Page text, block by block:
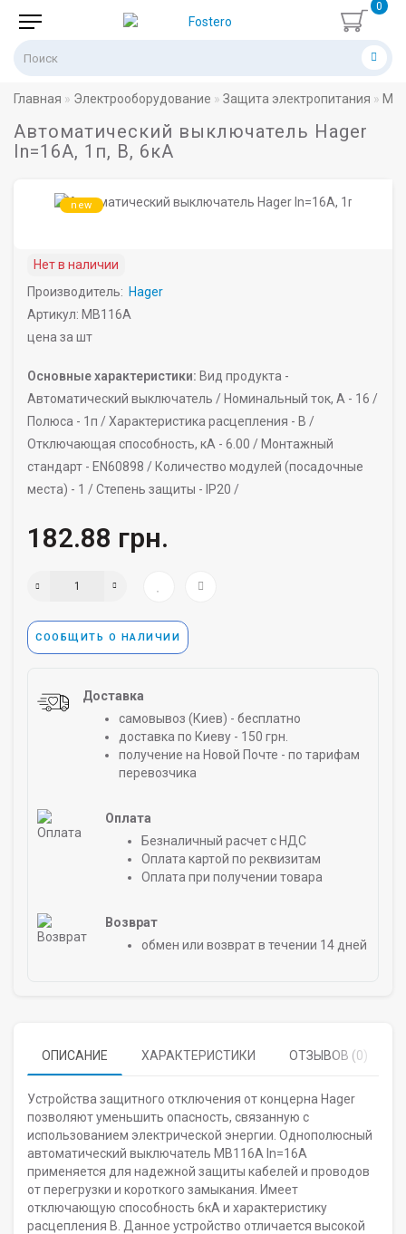
0
Главная Электрооборудование Защита электропитания
Автоматический выключатель Hager
In=16A, 1п, B, 6кА
new
Нет в наличии
Производитель: Hager
Артикул: MB116A
цена за шт
Основные характеристики: Вид продукта -
Автоматический выключатель / Номинальный ток, A - 16 /
Полюса - 1п /Характеристика расцепления - B /
Отключающая способность, кА - 6.00 / Монтажный
стандарт - EN60898 / Количество модулей (посадочные
места) - 1 /Степень защиты - IP20 /
182.88 грн.
СООБЩИТЬ О НАЛИЧИИ
Доставка
самовывоз (Киев) - бесплатно
доставка по Киеву - 150 грн.
получение на Новой Почте - по тарифам
перевозчика
Оплата
Безналичный расчет с НДС
Оплата картой по реквизитам
Оплата при получении товара
Возврат
обмен или возврат в течении 14 дней
ОПИСАНИЕ ХАРАКТЕРИСТИКИ ОТЗЫВОВ (0)
Устройства защитного отключения от концерна Hager
позволяют уменьшить опасность, связанную с
использованием электрической энергии. Однополюсный
автоматический выключатель MB116A In=16A
применяется для надежной защиты кабелей и проводов
от перегрузки и короткого замыкания. Имеет
отключающую способность 6кА и характеристику
расцепления В. Данное устройство отличается высокой